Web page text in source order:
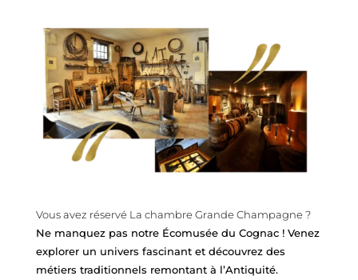
Vous avez réservé La chambre Grande Champagne ?
Ne manquez pas notre Écomusée du Cognac ! Venez
explorer un univers fascinant et découvrez des
métiers traditionnels remontant à l’Antiquité.